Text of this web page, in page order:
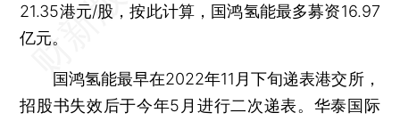
21.35港元/股，按此计算，国鸿氢能最多募资16.97
亿元。
国鸿氢能最早在2022年11月下旬递表港交所，
招股书失效后于今年5月进行二次递表。华泰国际